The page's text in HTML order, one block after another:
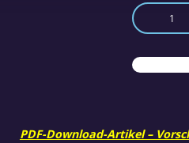
Die
Menge
PDF-Download-Artikel –